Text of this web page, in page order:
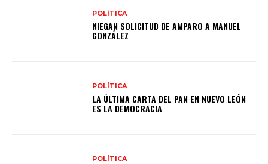
POLÍTICA
NIEGAN SOLICITUD DE AMPARO A MANUEL
GONZÁLEZ
POLÍTICA
LA ÚLTIMA CARTA DEL PAN EN NUEVO LEÓN
ES LA DEMOCRACIA
POLÍTICA